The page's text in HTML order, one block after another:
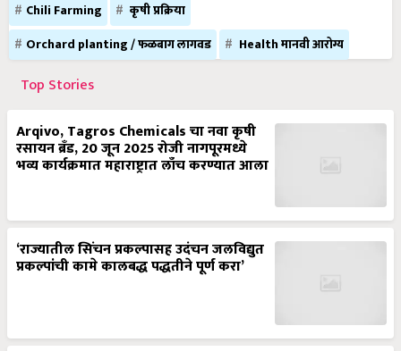
Chili Farming
कृषी प्रक्रिया
Orchard planting / फळबाग लागवड
Health मानवी आरोग्य
Top Stories
Arqivo, Tagros Chemicals चा नवा कृषी
रसायन ब्रँड, 20 जून 2025 रोजी नागपूरमध्ये
भव्य कार्यक्रमात महाराष्ट्रात लाँच करण्यात आला
‘राज्यातील सिंचन प्रकल्पासह उदंचन जलविद्युत
प्रकल्पांची कामे कालबद्ध पद्धतीने पूर्ण करा’